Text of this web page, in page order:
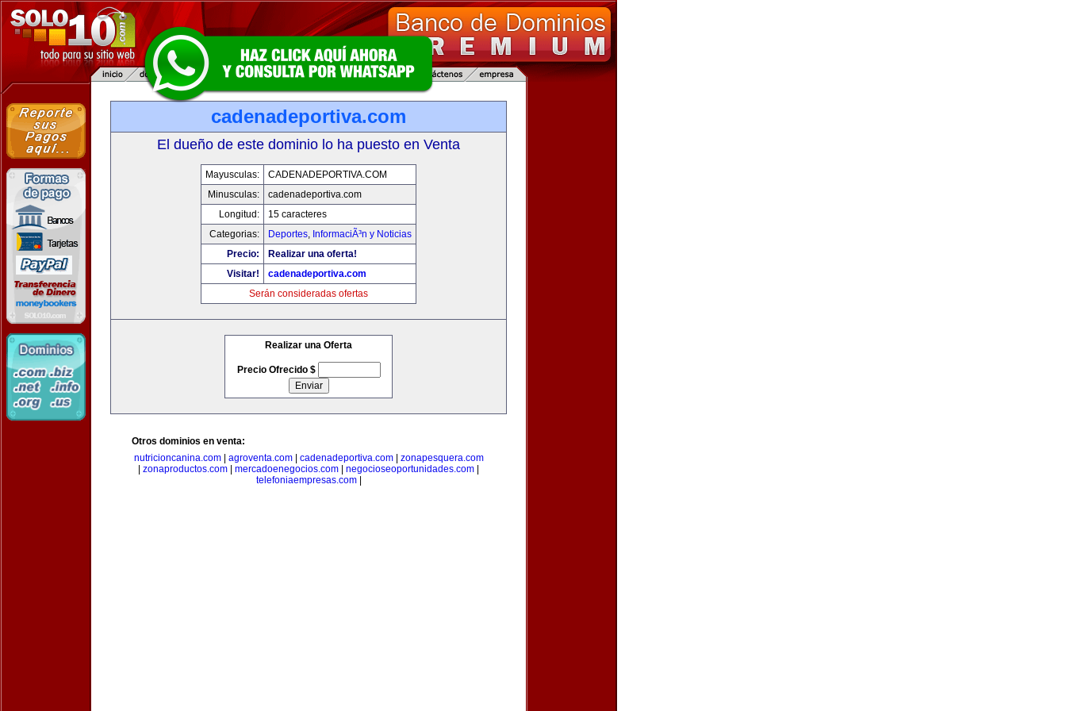
cadenadeportiva.com
El dueño de este dominio lo ha puesto en Venta
Mayusculas:
CADENADEPORTIVA.COM
Minusculas:
cadenadeportiva.com
Longitud:
15 caracteres
Categorias:
Deportes, InformaciÃ³n y Noticias
Precio:
Realizar una oferta!
Visitar!
cadenadeportiva.com
Serán consideradas ofertas
Realizar una Oferta
Precio Ofrecido $
Otros dominios en venta:
nutricioncanina.com| agroventa.com| cadenadeportiva.com| zonapesquera.com
zonaproductos.com mercadoenegocios.com negocioseoportunidades.com
telefoniaempresas.com|